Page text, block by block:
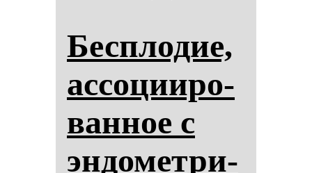
Бес­пло­дие,
ас­со­ци­иро­
ван­ное с
эн­до­мет­ри­